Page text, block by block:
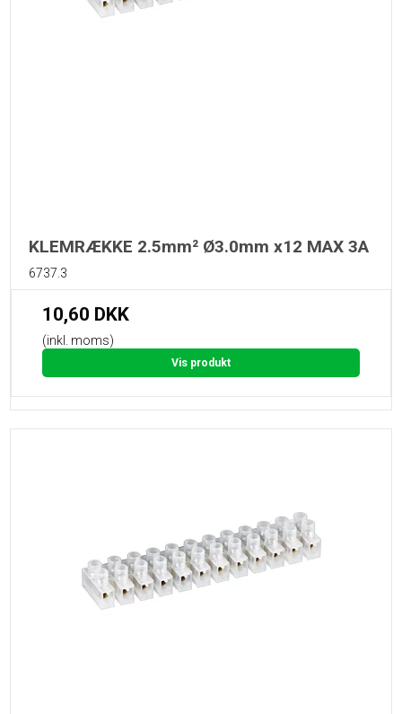
KLEMRÆKKE 2.5mm² Ø3.0mm x12 MAX 3A
6737.3
10,60 DKK
(inkl. moms)
Vis produkt